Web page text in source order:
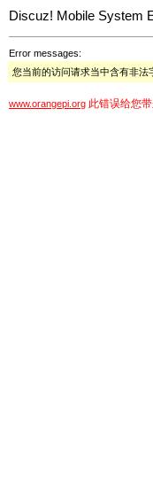
Discuz! Mobile System
Error messages:
您当前的访问请求当中含有非法
www.orangepi.org 此错误给您